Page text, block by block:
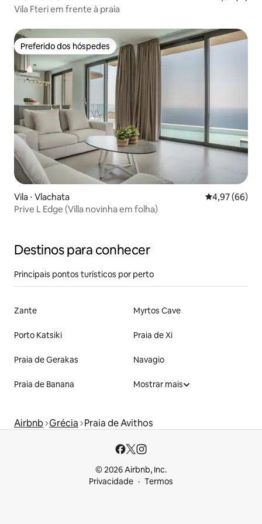
Vila Fteri em frente à praia
Preferido dos hóspedes
Preferido dos hóspedes
Vila ⋅ Vlachata 4,97 de uma
4,97 (66)
Prive L Edge (Villa novinha em folha)
Destinos para conhecer
Principais pontos turísticos por perto
Zante Myrtos Cave
Porto Katsiki Praia de Xi
Praia de Gerakas Navagio
Praia de Banana Mostrar mais
Airbnb Grécia Praia de Avithos
© 2026 Airbnb, Inc.
Privacidade
Termos